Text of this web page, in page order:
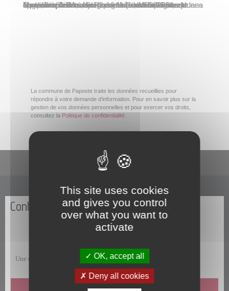
Marcelino Teata, adjoint au maire de Papeete, et Ioana Tautu, conseillère déléguée, ont chaleureusement accueilli et félicité, ce mardi 11 février 2025, les jeunes équipes sportives de Papeete qui ont brillamment représenté leur commune à la Toa Mo’a 2024. Organisé par Moehau Colombani, sous l’égide de la commune de Huahine, ce grand rassemblement sportif et…
La commune de Papeete traite les données recueillies pour
répondre à votre demande d’information. Pour en savoir plus sur la
gestion de vos données personnelles et pour exercer vos droits,
consultez la Politique de confidentialité.
En un clic
Contactez-nous
Une question, une remarque, une suggestion, un commentaire ?
ENVOYEZ-NOUS UN MESSAGE
This site uses cookies
and gives you control
over what you want to
activate
OK, accept all
Deny all cookies